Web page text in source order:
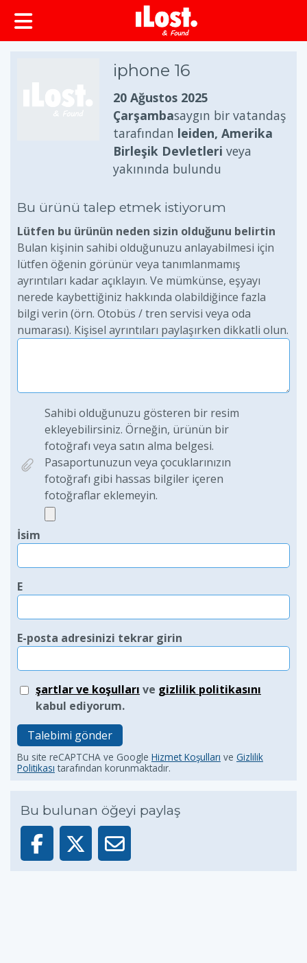
iphone 16
20 Ağustos 2025
Çarşambasaygın bir vatandaş
tarafından leiden, Amerika
Birleşik Devletleri veya
yakınında bulundu
Bu ürünü talep etmek istiyorum
Lütfen bu ürünün neden sizin olduğunu belirtin
Bulan kişinin sahibi olduğunuzu anlayabilmesi için
lütfen öğenin görünür veya tanımlanmamış
ayrıntıları kadar açıklayın. Ve mümkünse, eşyayı
nerede kaybettiğiniz hakkında olabildiğince fazla
bilgi verin (örn. Otobüs / tren servisi veya oda
numarası). Kişisel ayrıntıları paylaşırken dikkatli olun.
Sahibi olduğunuzu gösteren bir resim
ekleyebilirsiniz. Örneğin, ürünün bir
fotoğrafı veya satın alma belgesi.
Pasaportunuzun veya çocuklarınızın
fotoğrafı gibi hassas bilgiler içeren
fotoğraflar eklemeyin.
İsim
E
E-posta adresinizi tekrar girin
şartlar ve koşulları ve gizlilik politikasını
kabul ediyorum.
Talebimi gönder
Bu site reCAPTCHA ve Google Hizmet Koşulları ve Gizlilik
Politikası tarafından korunmaktadır.
Bu bulunan öğeyi paylaş